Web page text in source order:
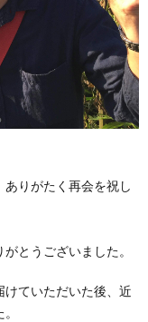
りがたく再会を祝し
とうございました。
ていただいた後、近